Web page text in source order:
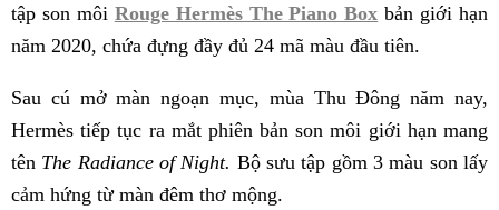
tập son môi Rouge Hermès The Piano Box bản giới hạn
năm 2020, chứa đựng đầy đủ 24 mã màu đầu tiên.
Sau cú mở màn ngoạn mục, mùa Thu Đông năm nay,
Hermès tiếp tục ra mắt phiên bản son môi giới hạn mang
tên The Radiance of Night. Bộ sưu tập gồm 3 màu son lấy
cảm hứng từ màn đêm thơ mộng.